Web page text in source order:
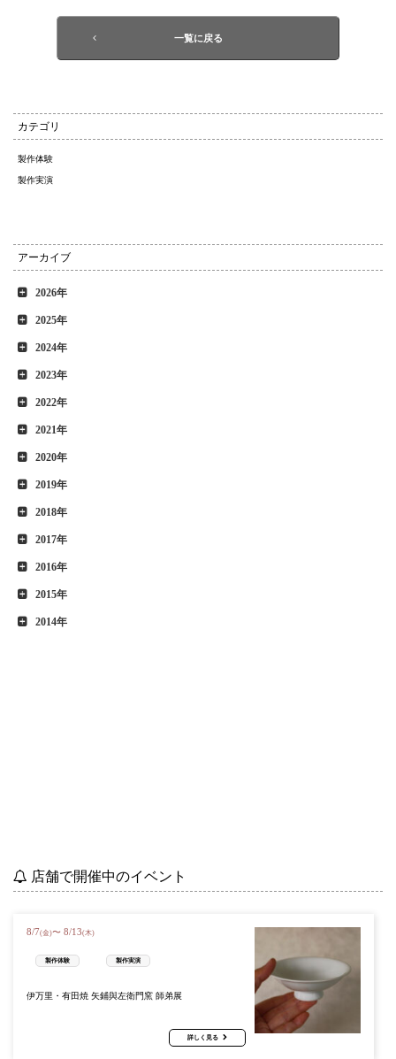
一覧に戻る
カテゴリ
製作体験
製作実演
アーカイブ
2026年
2025年
2024年
2023年
2022年
2021年
2020年
2019年
2018年
2017年
2016年
2015年
2014年
店舗で開催中のイベント
8/7(金)〜 8/13(木)
製作体験 製作実演
伊万里・有田焼 矢鋪與左衛門窯 師弟展
詳しく見る